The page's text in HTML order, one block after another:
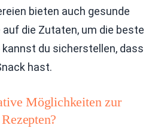
bieten auch gesunde
die Zutaten, um die beste
du sicherstellen, dass
hast.
Möglichkeiten zur